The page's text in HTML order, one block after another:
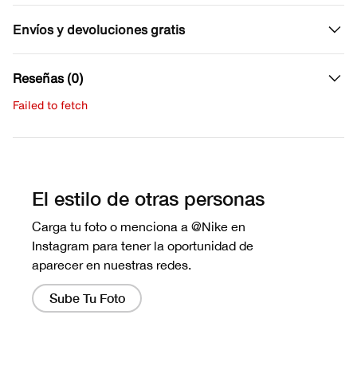
Envíos y devoluciones gratis
Reseñas (0)
Failed to fetch